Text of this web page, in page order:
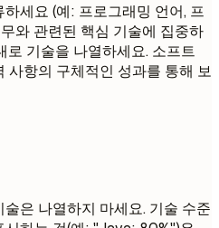
세요 (예: 프로그래밍 언어, 프
와 관련된 핵심 기술에 집중하
로 기술을 나열하세요. 소프트
사항의 구체적인 성과를 통해 보
은 나열하지 마세요. 기술 수준